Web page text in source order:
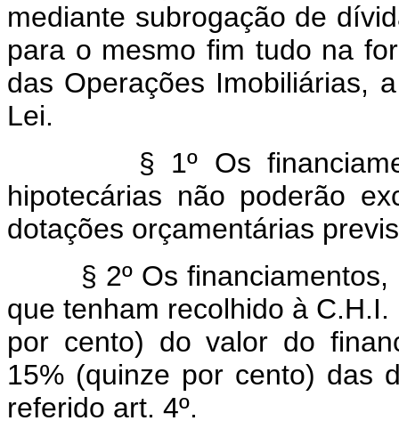
mediante subrogação de
para o mesmo fim tudo na
das Operações Imobiliárias,
Lei.
§ 1º Os
hipotecárias não poderão
dotações orçamentárias
§ 2º Os financiamentos, a
que tenham recolhido à
por cento) do valor do
15% (quinze por cento) das
referido art. 4º.